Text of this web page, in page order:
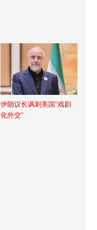
伊朗议长讽刺美国“戏剧
化外交”